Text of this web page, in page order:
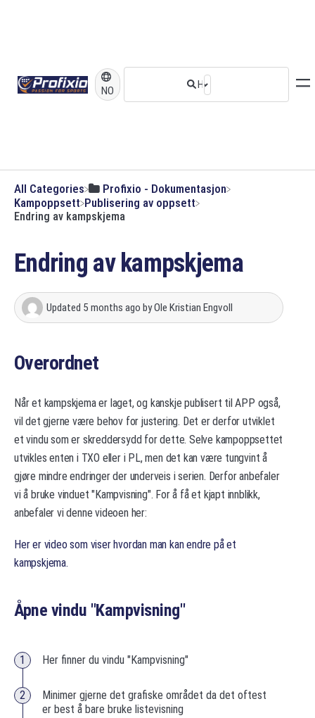
NO
All Categories
​Profixio - Dokumentasjon
​Kampoppsett ​Publisering av oppsett
Endring av kampskjema
Endring av kampskjema
Updated 5 months ago byOle Kristian Engvoll
Overordnet
Når et kampskjema er laget, og kanskje publisert til APP også,
vil det gjerne være behov for justering. Det er derfor utviklet
et vindu som er skreddersydd for dette. Selve kampoppsettet
utvikles enten i TXO eller i PL, men det kan være tungvint å
gjøre mindre endringer der underveis i serien. Derfor anbefaler
vi å bruke vinduet "Kampvisning". For å få et kjapt innblikk,
anbefaler vi denne videoen her:
Her er video som viser hvordan man kan endre på et
kampskjema.
Åpne vindu "Kampvisning"
Her finner du vindu "Kampvisning"
Minimer gjerne det grafiske området da det oftest
er best å bare bruke listevisning